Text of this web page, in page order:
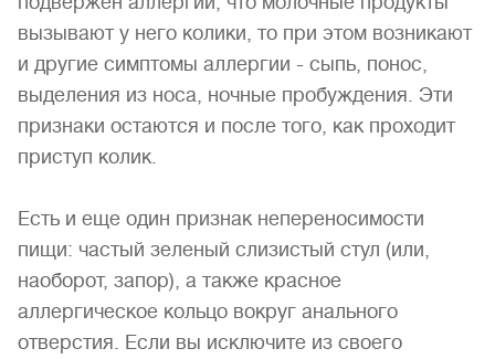
вызывают у него колики, то при этом возникают
и другие симптомы аллергии - сыпь, понос,
выделения из носа, ночные пробуждения. Эти
признаки остаются и после того, как проходит
приступ колик.
Есть и еще один признак непереносимости
пищи: частый зеленый слизистый стул (или,
наоборот, запор), а также красное
аллергическое кольцо вокруг анального
отверстия. Если вы исключите из своего